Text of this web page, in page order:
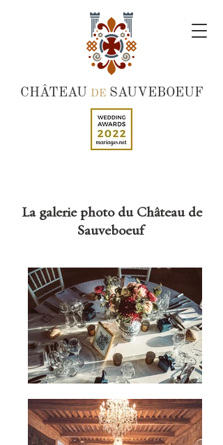
CHÂTEAU DESAUVEBOEUF
La galerie photo du Château de
Sauveboeuf